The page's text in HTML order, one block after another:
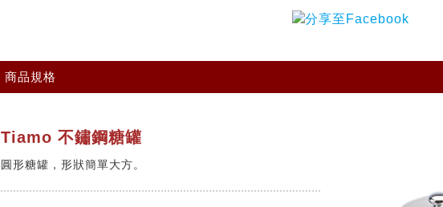
商品規格
Tiamo 不鏽鋼糖罐
圓形糖罐，形狀簡單大方。